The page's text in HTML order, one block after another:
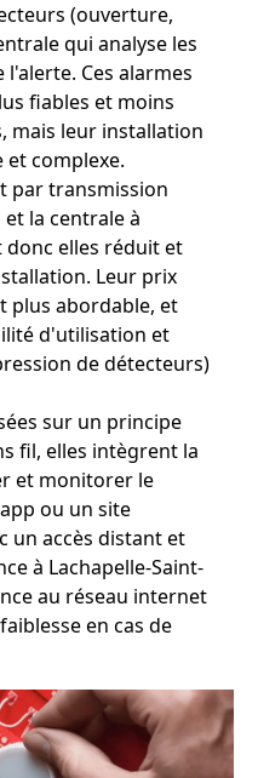
(ouverture,
qui analyse les
Ces alarmes
fiables et moins
mais leur installation
et complexe.
par transmission
la centrale à
donc elles réduit et
Leur prix
plus abordable, et
d'utilisation et
de détecteurs)
sur un principe
fil, elles intègrent la
et monitorer le
ou un site
un accès distant et
à Lachapelle-Saint-
au réseau internet
en cas de